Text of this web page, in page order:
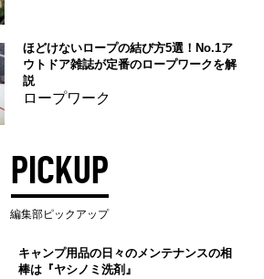
ほどけないロープの結び方5選！No.1ア
ウトドア雑誌が定番のロープワークを解
説
ロープワーク
PICKUP
編集部ピックアップ
キャンプ用品の日々のメンテナンスの相
棒は『ヤシノミ洗剤』